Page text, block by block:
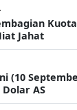
Jahat
(10
Dolar AS